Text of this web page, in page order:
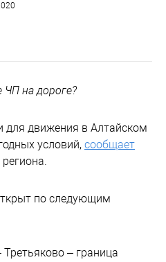
ЧП на дороге?
для движения в Алтайском
условий, сообщает
по следующим
– граница